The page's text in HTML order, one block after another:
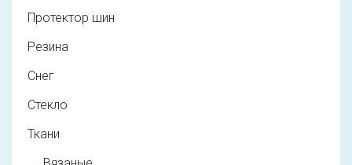
Протектор шин
Резина
Снег
Стекло
Ткани